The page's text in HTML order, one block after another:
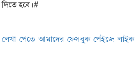
দিতে হবে।#
লেখা পেতে আমাদের ফেসবুক পেইজে লাইক